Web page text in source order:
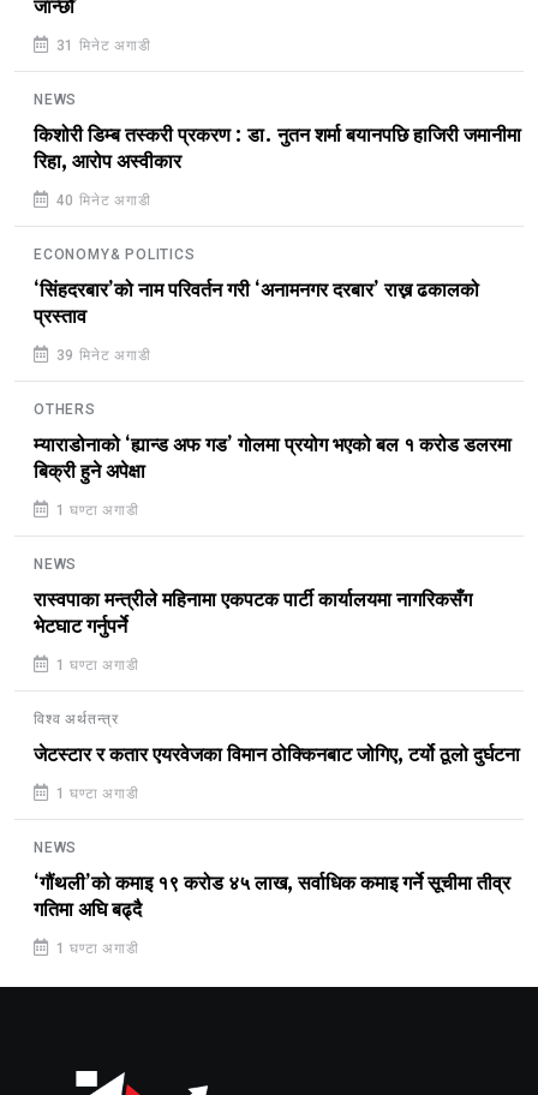
जान्छौँ
31 मिनेट अगाडी
NEWS
किशोरी डिम्ब तस्करी प्रकरण : डा. नुतन शर्मा बयानपछि हाजिरी जमानीमा
रिहा, आरोप अस्वीकार
40 मिनेट अगाडी
ECONOMY& POLITICS
‘सिंहदरबार’को नाम परिवर्तन गरी ‘अनामनगर दरबार’ राख्न ढकालको
प्रस्ताव
39 मिनेट अगाडी
OTHERS
म्याराडोनाको ‘ह्यान्ड अफ गड’ गोलमा प्रयोग भएको बल १ करोड डलरमा
बिक्री हुने अपेक्षा
1 घण्टा अगाडी
NEWS
रास्वपाका मन्त्रीले महिनामा एकपटक पार्टी कार्यालयमा नागरिकसँग
भेटघाट गर्नुपर्ने
1 घण्टा अगाडी
विश्व अर्थतन्त्र
जेटस्टार र कतार एयरवेजका विमान ठोक्किनबाट जोगिए, टर्यो ठूलो दुर्घटना
1 घण्टा अगाडी
NEWS
‘गौंथली’को कमाइ १९ करोड ४५ लाख, सर्वाधिक कमाइ गर्ने सूचीमा तीव्र
गतिमा अघि बढ्दै
1 घण्टा अगाडी